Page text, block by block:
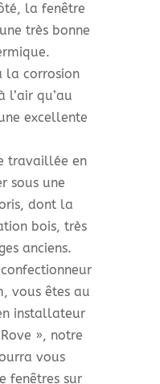
la fenêtre
très bonne
la corrosion
l’air qu’au
excellente
travaillée en
sous une
dont la
bois, très
anciens.
vous êtes au
installateur
», notre
vous
fenêtres sur